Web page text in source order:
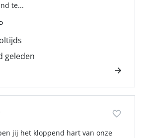
te...
geleden
jij het kloppend hart van onze